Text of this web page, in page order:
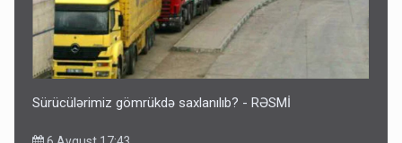
Sürücülərimiz gömrükdə saxlanılıb? - RƏSMİ